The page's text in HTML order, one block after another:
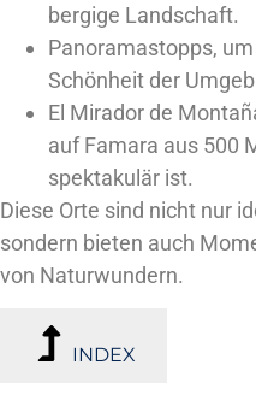
bergige Landschaft.
Panoramastopps,
Schönheit der
El Mirador de
auf Famara aus 500
spektakulär ist.
Diese Orte sind nicht nur
sondern bieten auch
von Naturwundern.
INDEX